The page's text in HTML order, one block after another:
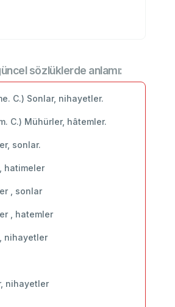
sözlüklerde anlamı:
C.) Sonlar, nihayetler.
C.) Mühürler, hâtemler.
sonlar.
hatimeler
, sonlar
, hatemler
nihayetler
nihayetler